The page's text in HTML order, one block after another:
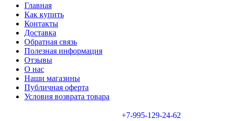
Главная
Как купить
Контакты
Доставка
Обратная связь
Полезная информация
Отзывы
О нас
Наши магазины
Публичная оферта
Условия возврата товара
+7-995-129-24-62